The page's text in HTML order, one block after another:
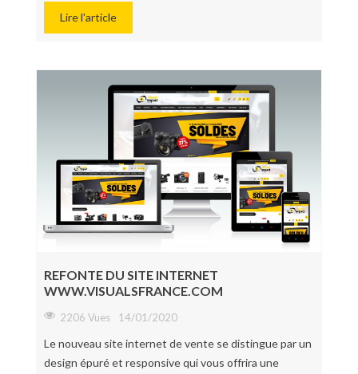
Lire l'article
REFONTE DU SITE INTERNET
WWW.VISUALSFRANCE.COM
2206 Vues 14/01/2020
Le nouveau site internet de vente se distingue par un
design épuré et responsive qui vous offrira une